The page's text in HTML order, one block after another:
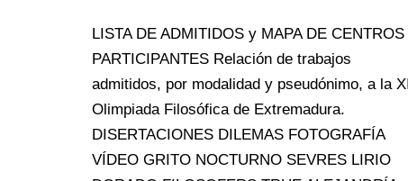
LISTA DE ADMITIDOS y MAPA DE CENTROS
PARTICIPANTES Relación de trabajos
admitidos, por modalidad y pseudónimo, a la XII
Olimpiada Filosófica de Extremadura.
DISERTACIONES DILEMAS FOTOGRAFÍA
VÍDEO GRITO NOCTURNO SEVRES LIRIO